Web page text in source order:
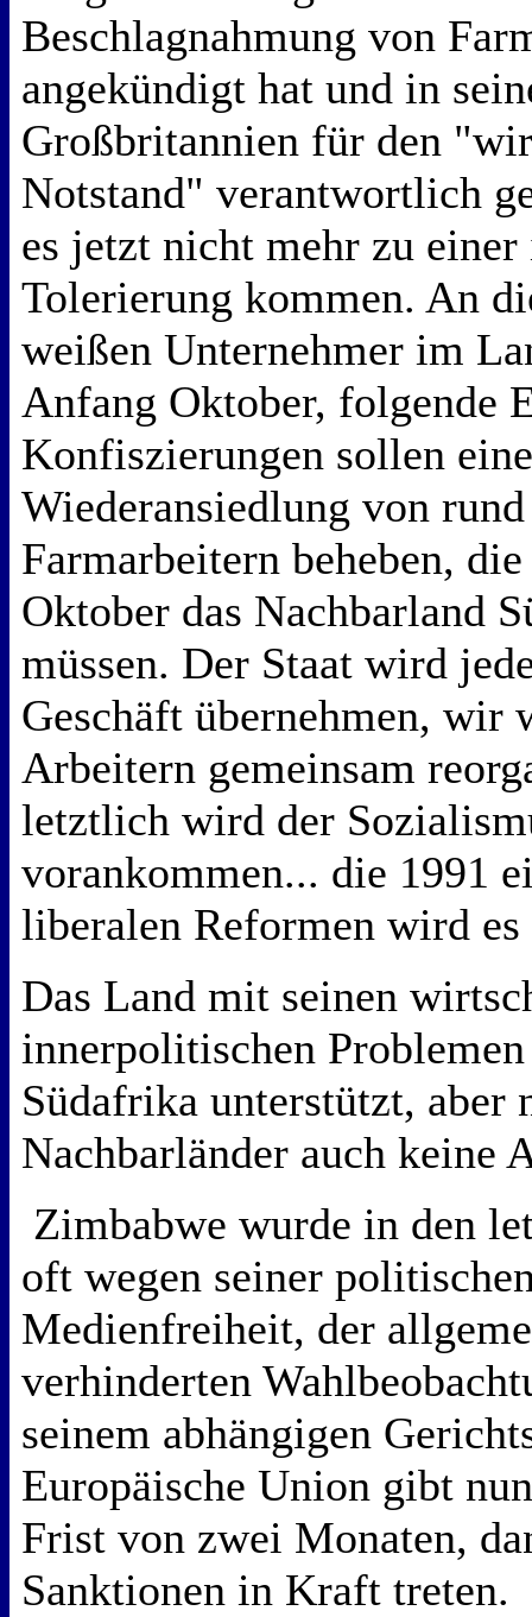
Beschlagnahmung von
angekündigt hat und in
Großbritannien für den
Notstand" verantwortlich
es jetzt nicht mehr zu
Tolerierung kommen. An
weißen Unternehmer im
Anfang Oktober, folgende
Konfiszierungen sollen
Wiederansiedlung von
Farmarbeitern beheben,
Oktober das Nachbarland
müssen. Der Staat wird
Geschäft übernehmen, wir
Arbeitern gemeinsam
letztlich wird der
vorankommen... die 1991
liberalen Reformen wird
Das Land mit seinen
innerpolitischen
Südafrika unterstützt, aber
Nachbarländer auch keine
Zimbabwe wurde in den
oft wegen seiner
Medienfreiheit, der
verhinderten
seinem abhängigen
Europäische Union gibt
Frist von zwei Monaten,
Sanktionen in Kraft treten.